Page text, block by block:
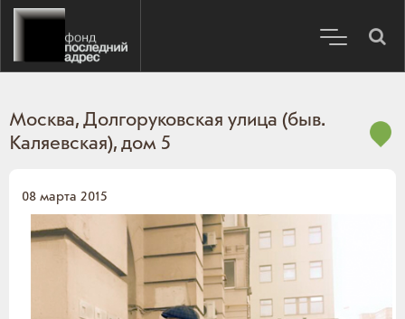
Москва, Долгоруковская улица (быв.
Каляевская), дом 5
08 марта 2015